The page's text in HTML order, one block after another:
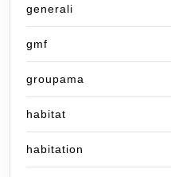
generali
gmf
groupama
habitat
habitation